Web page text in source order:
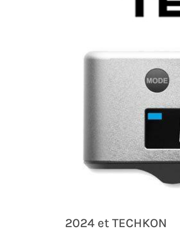
2024 et TECHKON